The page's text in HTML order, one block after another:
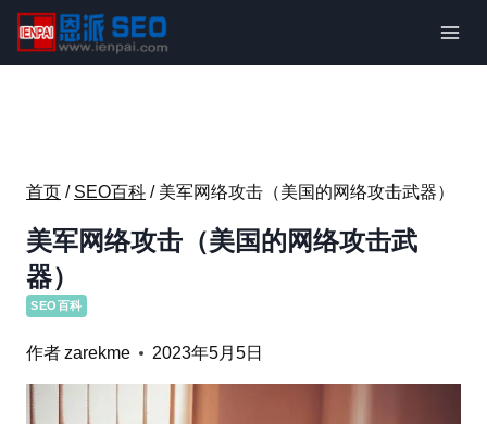
内
首页 / SEO百科 / 美军网络攻击（美国的网络攻击武器）
美军网络攻击（美国的网络攻击武
器）
SEO百科
作者zarekme 2023年5月5日